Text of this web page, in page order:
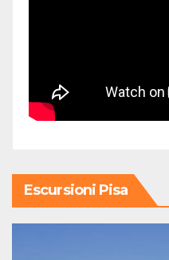
Escursioni Pisa